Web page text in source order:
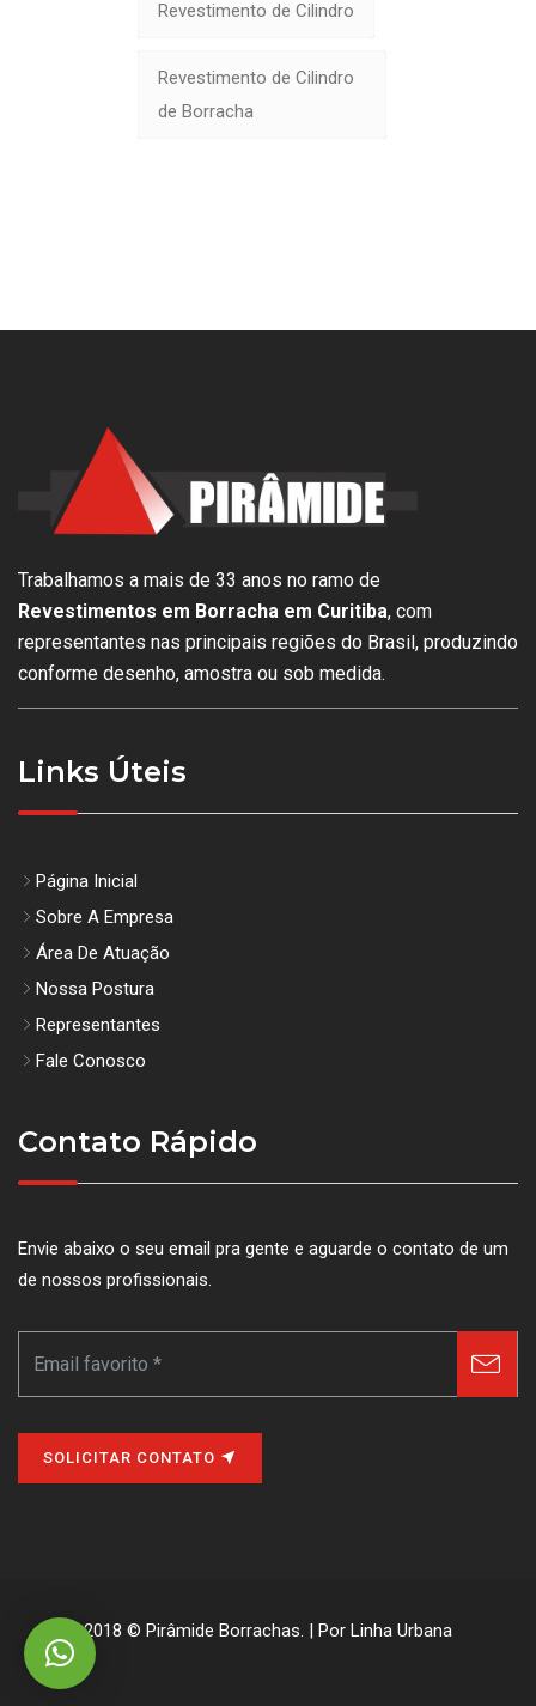
Revestimento de Cilindro
Revestimento de Cilindro
de Borracha
Trabalhamos a mais de 33 anos no ramo de
Revestimentos em Borracha em Curitiba, com
representantes nas principais regiões do Brasil, produzindo
conforme desenho, amostra ou sob medida.
Links Úteis
Página Inicial
Sobre A Empresa
Área De Atuação
Nossa Postura
Representantes
Fale Conosco
Contato Rápido
Envie abaixo o seu email pra gente e aguarde o contato de um
de nossos profissionais.
SOLICITAR CONTATO
2018 © Pirâmide Borrachas. | Por Linha Urbana